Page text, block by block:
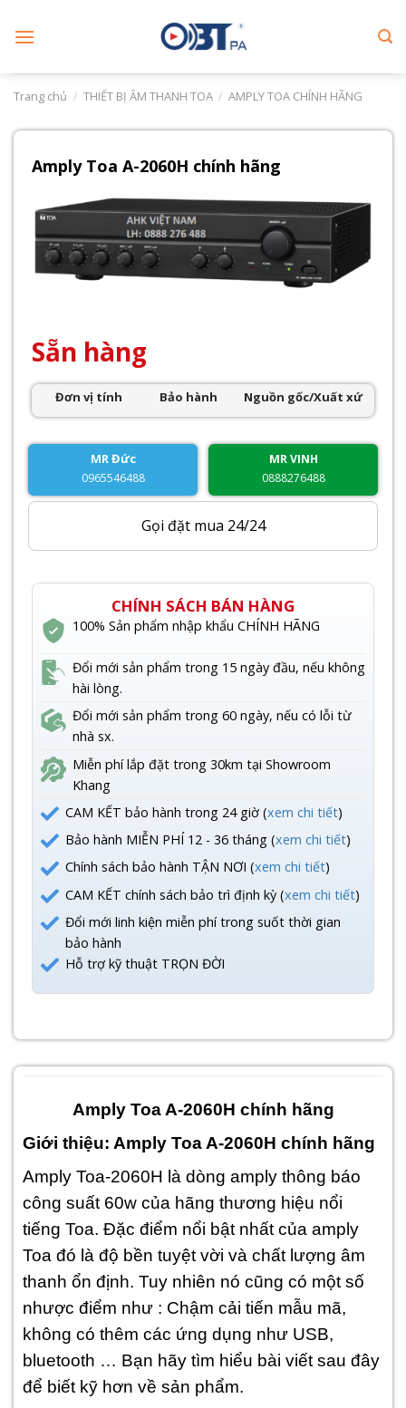
Trang chủ / THIẾT BỊ ÂM THANH TOA / AMPLY TOA CHÍNH HÃNG
Amply Toa A-2060H chính hãng
Sẵn hàng
Đơn vị tính Bảo hành Nguồn gốc/Xuất xứ
MR Đức
0965546488
MR VINH
0888276488
Gọi đặt mua 24/24
CHÍNH SÁCH BÁN HÀNG
100% Sản phẩm nhập khẩu CHÍNH HÃNG
Đổi mới sản phẩm trong 15 ngày đầu, nếu không
hài lòng.
Đổi mới sản phẩm trong 60 ngày, nếu có lỗi từ
nhà sx.
Miễn phí lắp đặt trong 30km tại Showroom
Khang
CAM KẾT bảo hành trong 24 giờ (xem chi tiết)
Bảo hành MIỄN PHÍ 12 - 36 tháng (xem chi tiết)
Chính sách bảo hành TẬN NƠI (xem chi tiết)
CAM KẾT chính sách bảo trì định kỳ (xem chi tiết)
Đổi mới linh kiện miễn phí trong suốt thời gian
bảo hành
Hỗ trợ kỹ thuật TRỌN ĐỜI
Amply Toa A-2060H chính hãng
Giới thiệu: Amply Toa A-2060H chính hãng
Amply Toa-2060H là dòng amply thông báo
công suất 60w của hãng thương hiệu nổi
tiếng Toa. Đặc điểm nổi bật nhất của amply
Toa đó là độ bền tuyệt vời và chất lượng âm
thanh ổn định. Tuy nhiên nó cũng có một số
nhược điểm như : Chậm cải tiến mẫu mã,
không có thêm các ứng dụng như USB,
bluetooth … Bạn hãy tìm hiểu bài viết sau đây
để biết kỹ hơn về sản phẩm.